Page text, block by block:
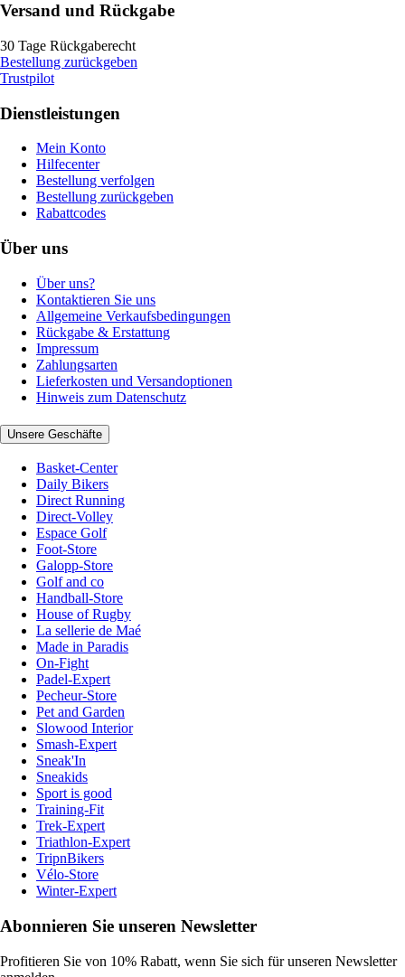
Versand und Rückgabe
30 Tage Rückgaberecht
Bestellung zurückgeben
Trustpilot
Dienstleistungen
Mein Konto
Hilfecenter
Bestellung verfolgen
Bestellung zurückgeben
Rabattcodes
Über uns
Über uns?
Kontaktieren Sie uns
Allgemeine Verkaufsbedingungen
Rückgabe & Erstattung
Impressum
Zahlungsarten
Lieferkosten und Versandoptionen
Hinweis zum Datenschutz
Unsere Geschäfte
Basket-Center
Daily Bikers
Direct Running
Direct-Volley
Espace Golf
Foot-Store
Galopp-Store
Golf and co
Handball-Store
House of Rugby
La sellerie de Maé
Made in Paradis
On-Fight
Padel-Expert
Pecheur-Store
Pet and Garden
Slowood Interior
Smash-Expert
Sneak'In
Sneakids
Sport is good
Training-Fit
Trek-Expert
Triathlon-Expert
TripnBikers
Vélo-Store
Winter-Expert
Abonnieren Sie unseren Newsletter
Profitieren Sie von 10% Rabatt, wenn Sie sich für unseren Newsletter